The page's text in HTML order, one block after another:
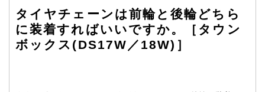
タイヤチェーンは前輪と後輪どちら
に装着すればいいですか。［タウン
ボックス(DS17W／18W)］